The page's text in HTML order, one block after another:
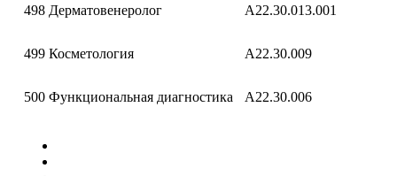
498 Дерматовенеролог A22.30.013.001
499 Косметология A22.30.009
500 Функциональная диагностика A22.30.006